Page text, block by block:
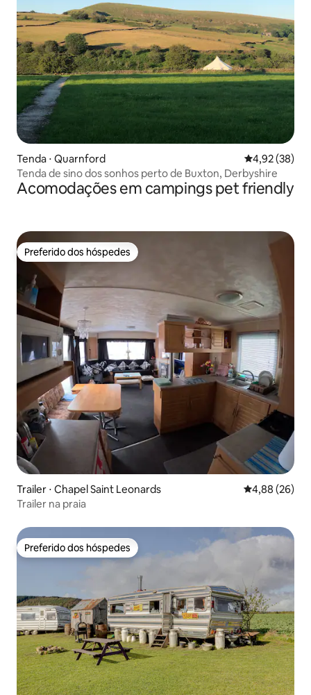
Tenda ⋅ Quarnford 4,92 de uma
4,92 (38)
Tenda de sino dos sonhos perto de Buxton, Derbyshire
Acomodações em campings pet friendly
Preferido dos hóspedes
Preferido dos hóspedes
Trailer ⋅ Chapel Saint Leonards 4,88 de uma
4,88 (26)
Trailer na praia
Preferido dos hóspedes
Preferido dos hóspedes